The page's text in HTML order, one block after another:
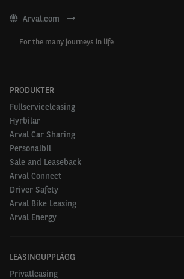
Arval.com
For the many journeys in life
PRODUKTER
Fullserviceleasing
Hyrbilar
Arval Car Sharing
Personalbil
Sale and Leaseback
Arval Connect
Driver Safety
Arval Bike Leasing
Arval Energy
LEASINGUPPLÄGG
Privatleasing